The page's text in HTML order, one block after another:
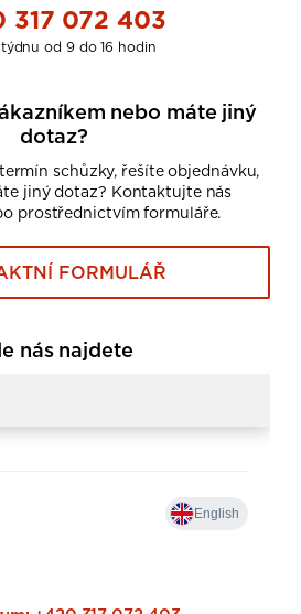
317 072 403
od 9 do 16 hodin
nebo máte jiný
dotaz?
schůzky, řešíte objednávku,
jiný dotaz? Kontaktujte nás
prostřednictvím formuláře.
FORMULÁŘ
nás najdete